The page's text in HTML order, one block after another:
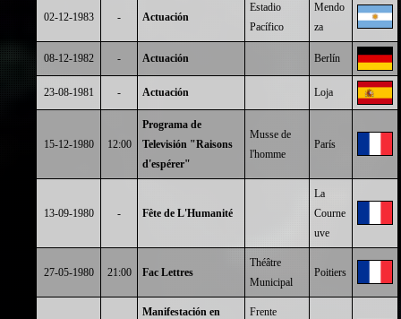
02-12-1983 - Actuación
Estadio
Pacífico
Mendo
za
08-12-1982 - Actuación Berlín
23-08-1981 - Actuación Loja
15-12-1980 12:00
Programa de
Televisión "Raisons
d'espérer"
Musse de
l'homme
París
13-09-1980 - Fête de L'Humanité
La
Courne
uve
27-05-1980 21:00 Fac Lettres
Théâtre
Municipal
Poitiers
Manifestación en
Frente